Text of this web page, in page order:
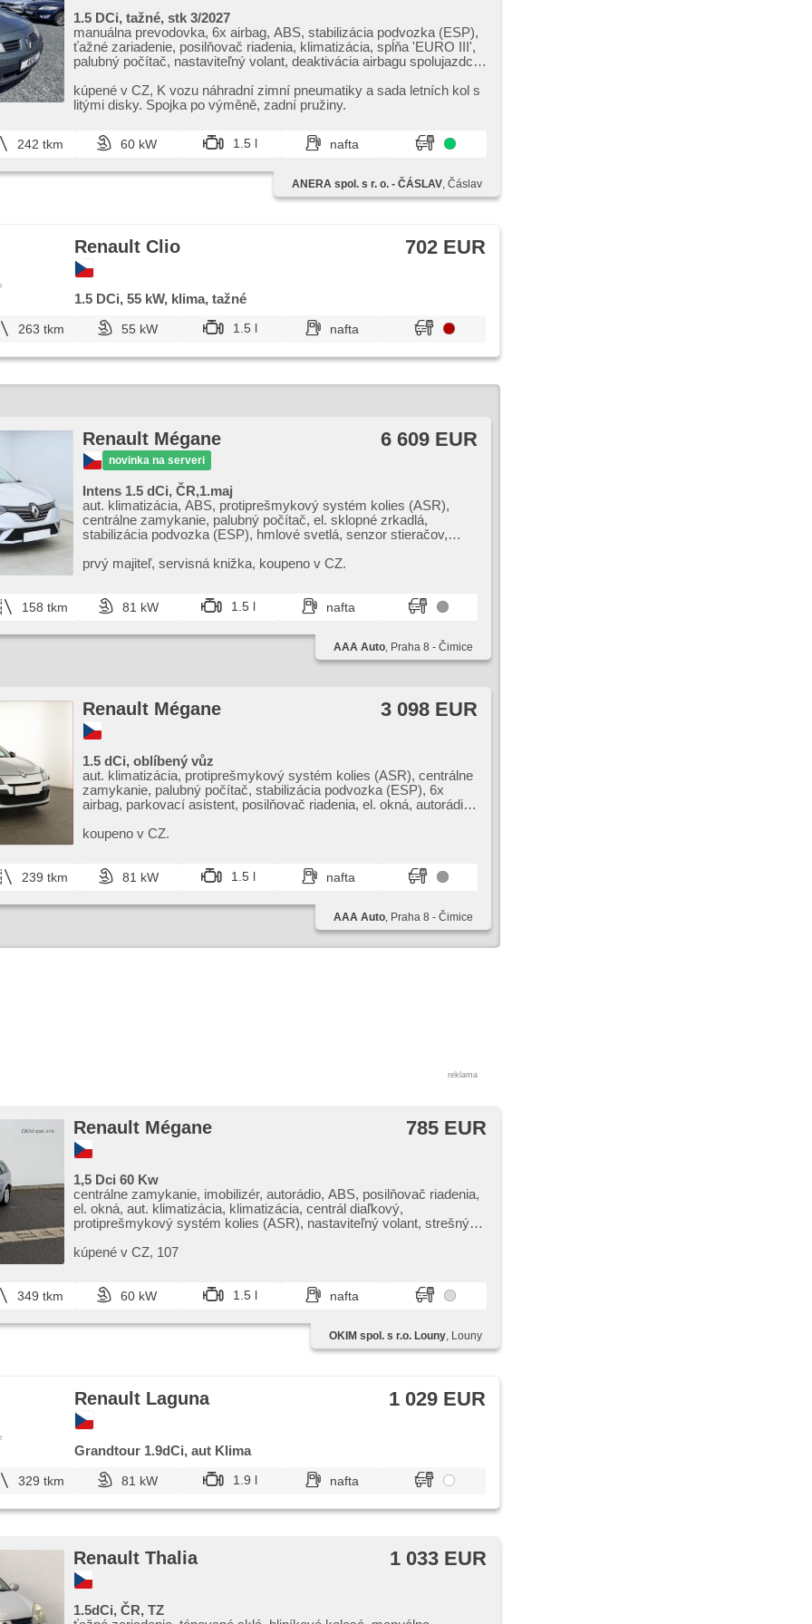
1.5 DCi, tažné, stk 3/2027
manuálna prevodovka, 6x airbag, ABS, stabilizácia podvozka (ESP),
ťažné zariadenie, posilňovač riadenia, klimatizácia, spĺňa 'EURO III',
palubný počítač, nastaviteľný volant, deaktivácia airbagu spolujazdca,
hmlové svetlá, autorádio, CD prehrávač, vyhrievané zrkadlá, delené
zadné sedadlá
kúpené v CZ,​ K vozu náhradní zimní pneumatiky a sada letních kol s
litými disky. Spojka po výměně,​ zadní pružiny.
242 tkm 60 kW 1.5 l nafta
ANERA spol. s r. o. - ČÁSLAV, Čáslav
Renault Clio 702 EUR
1.5 DCi, 55 kW, klima, tažné
263 tkm 55 kW 1.5 l nafta
Renault Mégane
novinka na serveri
6 609 EUR
Intens 1.5 dCi, ČR,1.maj
aut. klimatizácia, ABS, protiprešmykový systém kolies (ASR),
centrálne zamykanie, palubný počítač, el. sklopné zrkadlá,
stabilizácia podvozka (ESP), hmlové svetlá, senzor stieračov,
airbag, parkovací asistent, posilňovač riadenia, el. okná, strešný
prvý majiteľ,​ servisná knižka,​ koupeno v CZ.
158 tkm 81 kW 1.5 l nafta
AAA Auto, Praha 8 - Čimice
Renault Mégane 3 098 EUR
1.5 dCi, oblíbený vůz
aut. klimatizácia, protiprešmykový systém kolies (ASR), centrálne
zamykanie, palubný počítač, stabilizácia podvozka (ESP), 6x
airbag, parkovací asistent, posilňovač riadenia, el. okná, autorádio,
koupeno v CZ.
239 tkm 81 kW 1.5 l nafta
AAA Auto, Praha 8 - Čimice
reklama
Renault Mégane 785 EUR
1,5 Dci 60 Kw
centrálne zamykanie, imobilizér, autorádio, ABS, posilňovač riadenia,
el. okná, aut. klimatizácia, klimatizácia, centrál diaľkový,
protiprešmykový systém kolies (ASR), nastaviteľný volant, strešný
hliníkové kolesá, manuálna prevodovka
kúpené v CZ,​ 107
349 tkm 60 kW 1.5 l nafta
OKIM spol. s r.o. Louny, Louny
Renault Laguna 1 029 EUR
Grandtour 1.9dCi, aut Klima
329 tkm 81 kW 1.9 l nafta
Renault Thalia 1 033 EUR
1.5dCi, ČR, TZ